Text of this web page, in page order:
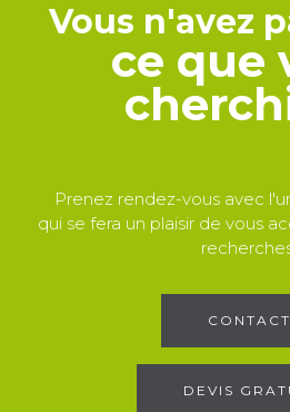
Vous n'avez
ce que
Prenez rendez-vous avec
qui se fera un plaisir de vous
CONTACT
DEVIS